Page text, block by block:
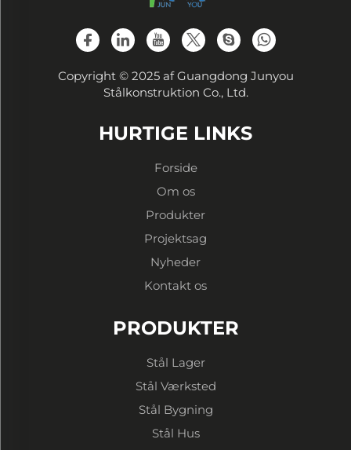
Copyright © 2025 af Guangdong Junyou
Stålkonstruktion Co., Ltd.
HURTIGE LINKS
Forside
Om os
Produkter
Projektsag
Nyheder
Kontakt os
PRODUKTER
Stål Lager
Stål Værksted
Stål Bygning
Stål Hus